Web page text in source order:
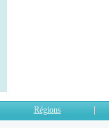
Régions